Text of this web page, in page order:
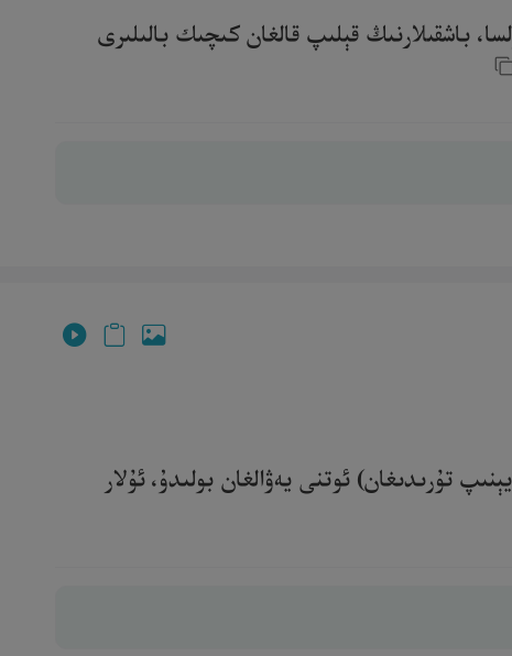
باشقىلارنىڭ قېلىپ قالغان كىچىك بالىلىرى
تۇرىدىغان) ئوتنى يەۋالغان بولىدۇ، ئۇلار